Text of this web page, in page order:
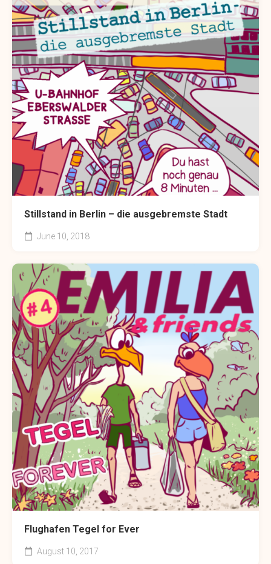
Stillstand in Berlin – die ausgebremste Stadt
June 10, 2018
Flughafen Tegel for Ever
August 10, 2017